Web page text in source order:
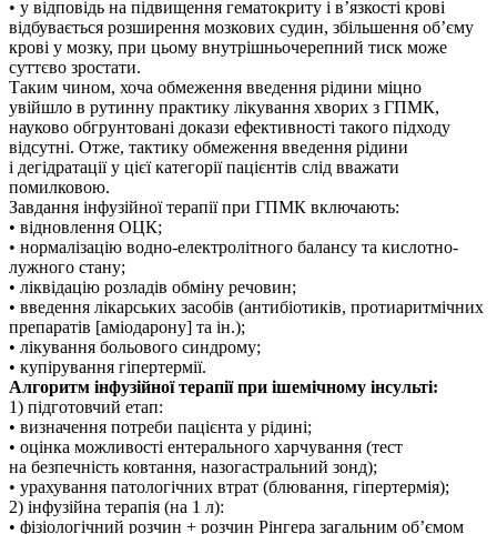
• у відповідь на підвищення гематокриту і в’язкості крові
відбувається розширення мозкових судин, збільшення об’єму
крові у мозку, при цьому внутрішньочерепний тиск може
суттєво зростати.
Таким чином, хоча обмеження введення рідини міцно
увійшло в рутинну практику лікування хворих з ГПМК,
науково обгрунтовані докази ефективності такого підходу
відсутні. Отже, тактику обмеження введення рідини
і дегідратації у цієї категорії пацієнтів слід вважати
помилковою.
Завдання інфузійної терапії при ГПМК включають:
• відновлення ОЦК;
• нормалізацію водно-електролітного балансу та ­кислотно-
лужного стану;
• ліквідацію розладів обміну речовин;
• введення лікарських засобів (антибіотиків, протиаритмічних
препаратів [аміодарону] та ін.);
• лікування больового синдрому;
• купірування гіпертермії.
Алгоритм інфузійної терапії при ішемічному інсульті:
1) підготовчий етап:
• визначення потреби пацієнта у рідині;
• оцінка можливості ентерального харчування (тест
на безпечність ковтання, назогастральний зонд);
• урахування патологічних втрат (блювання, гіпертермія);
2) інфузійна терапія (на 1 л):
• фізіологічний розчин + розчин Рінгера загальним об’ємом